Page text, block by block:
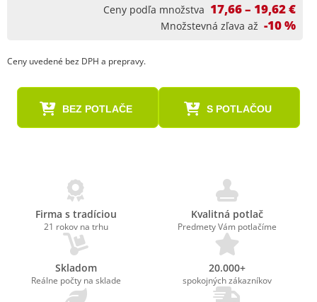
Ceny podľa množstva 17,66 – 19,62 €
Množstevná zľava až -10 %
Ceny uvedené bez DPH a prepravy.
BEZ POTLAČE S POTLAČOU
Firma s tradíciou
21 rokov na trhu
Kvalitná potlač
Predmety Vám potlačíme
Skladom
Reálne počty na sklade
20.000+
spokojných zákazníkov